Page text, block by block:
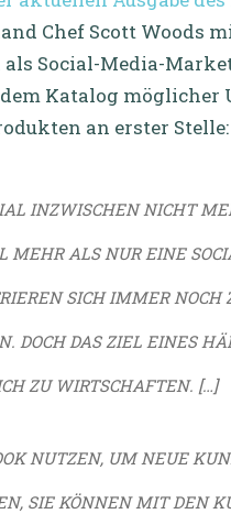
Chef Scott Woods
Social-Media-
Katalog
an erster Stelle:
INZWISCHEN NICHT
MEHR ALS NUR EINE
SICH IMMER NOCH
DOCH DAS ZIEL EINES
ZU WIRTSCHAFTEN. […]
NUTZEN, UM NEUE
SIE KÖNNEN MIT DEN